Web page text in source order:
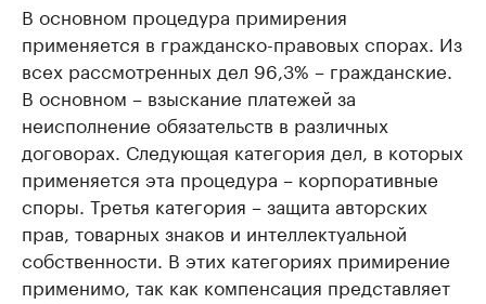
В основном процедура примирения
применяется в гражданско-правовых спорах. Из
всех рассмотренных дел 96,3% – гражданские.
В основном – взыскание платежей за
неисполнение обязательств в различных
договорах. Следующая категория дел, в которых
применяется эта процедура – корпоративные
споры. Третья категория – защита авторских
прав, товарных знаков и интеллектуальной
собственности. В этих категориях примирение
применимо, так как компенсация представляет